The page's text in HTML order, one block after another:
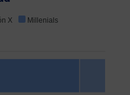
X
Millenials